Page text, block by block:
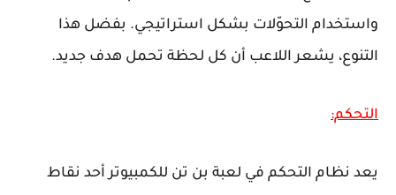
واستخدام التحوّلات بشكل استراتيجي. بفضل هذا
التنوع، يشعر اللاعب أن كل لحظة تحمل هدف جديد.
التحكم:
يعد نظام التحكم في لعبة بن تن للكمبيوتر أحد نقاط